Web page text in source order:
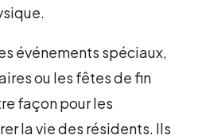
événements spéciaux,
ou les fêtes de fin
façon pour les
la vie des résidents. Ils